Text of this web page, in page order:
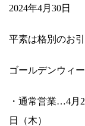
2024年4月30日
平素は格別のお
ゴールデンウィ
・通常営業…4月
日（木）